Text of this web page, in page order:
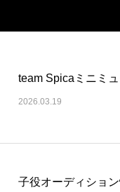
team Spicaミニミ
2026.03.19
子役オーディショ